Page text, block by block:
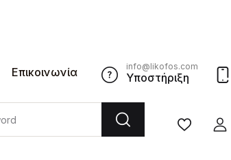
Επικοινωνία info@likofos.com
Υποστήριξη